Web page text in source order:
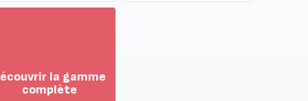
la gamme
complète